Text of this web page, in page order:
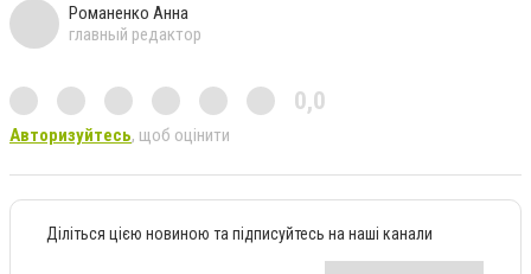
Романенко Анна
главный редактор
0,0
Авторизуйтесь, щоб оцінити
Діліться цією новиною та підписуйтесь на наші канали